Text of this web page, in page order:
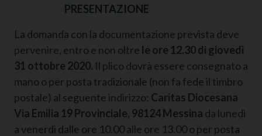
PRESENTAZIONE
La domanda con la documentazione prevista deve
pervenire, entro e non oltre le ore 12.30 di giovedì
31 ottobre 2020. Il plico dovrà essere consegnato a
mano o per posta tradizionale (non fa fede il timbro
postale) al seguente indirizzo: Caritas Diocesana
Via Emilia 19 Provinciale, 98124 Messina da lunedì
a venerdì dalle ore 10.00 alle ore 13.00 o per posta